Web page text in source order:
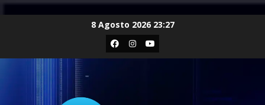
8 Agosto 2026 23:27
Facebook
Instagram
Youtube